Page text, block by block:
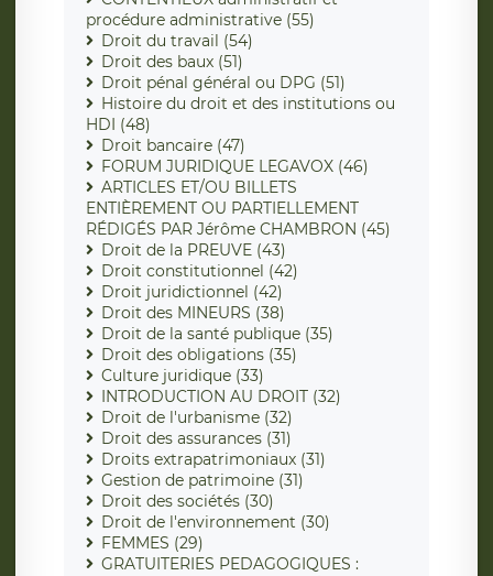
procédure administrative (55)
Droit du travail (54)
Droit des baux (51)
Droit pénal général ou DPG (51)
Histoire du droit et des institutions ou
HDI (48)
Droit bancaire (47)
FORUM JURIDIQUE LEGAVOX (46)
ARTICLES ET/OU BILLETS
ENTIÈREMENT OU PARTIELLEMENT
RÉDIGÉS PAR Jérôme CHAMBRON (45)
Droit de la PREUVE (43)
Droit constitutionnel (42)
Droit juridictionnel (42)
Droit des MINEURS (38)
Droit de la santé publique (35)
Droit des obligations (35)
Culture juridique (33)
INTRODUCTION AU DROIT (32)
Droit de l'urbanisme (32)
Droit des assurances (31)
Droits extrapatrimoniaux (31)
Gestion de patrimoine (31)
Droit des sociétés (30)
Droit de l'environnement (30)
FEMMES (29)
GRATUITERIES PEDAGOGIQUES :